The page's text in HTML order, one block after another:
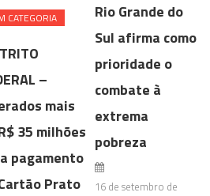
CATEGORIA
–
mais
35 milhões
pagamento
Prato
Rio Grande do
Sul afirma como
prioridade o
combate à
extrema
pobreza
16 de setembro de